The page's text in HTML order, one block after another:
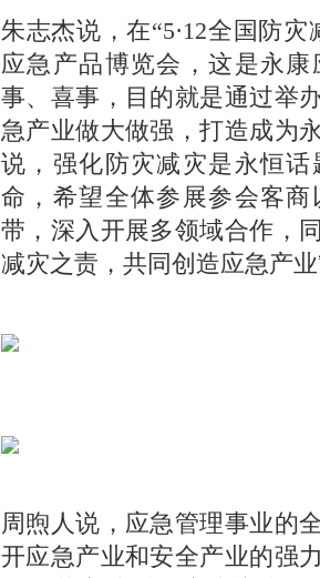
朱志杰说，在“5·12全国防
应急产品博览会，这是永
事、喜事，目的就是通过举
急产业做大做强，打造成为
说，强化防灾减灾是永恒
命，希望全体参展参会客
带，深入开展多领域合作，
减灾之责，共同创造应急产
周煦人说，应急管理事业的
开应急产业和安全产业的强